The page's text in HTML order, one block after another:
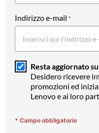
Indirizzo e-mail *
Resta aggiornato
Desidero ricevere
promozioni ed
Lenovo e ai loro
* Campo obbligatorio